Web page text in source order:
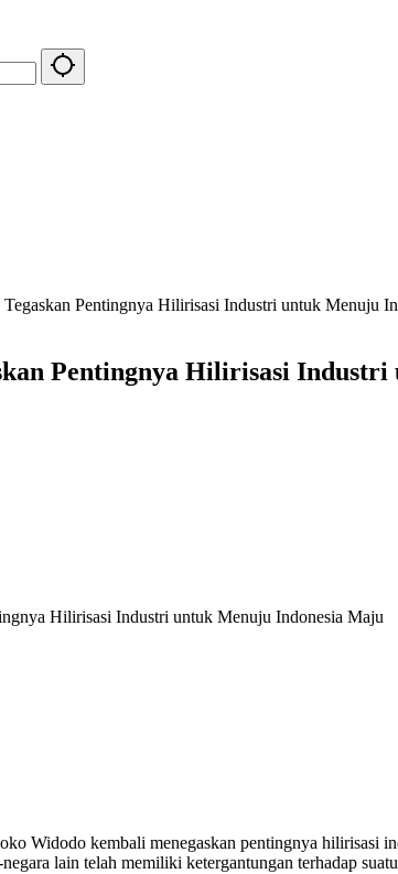
Tegaskan Pentingnya Hilirisasi Industri untuk Menuju
Pentingnya Hilirisasi
Hilirisasi Industri untuk Menuju Indonesia Maju
Widodo kembali menegaskan pentingnya hilirisasi
lain telah memiliki ketergantungan terhadap